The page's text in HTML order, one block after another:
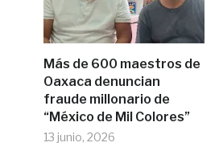
Más de 600 maestros de
Oaxaca denuncian
fraude millonario de
“México de Mil Colores”
13 junio, 2026